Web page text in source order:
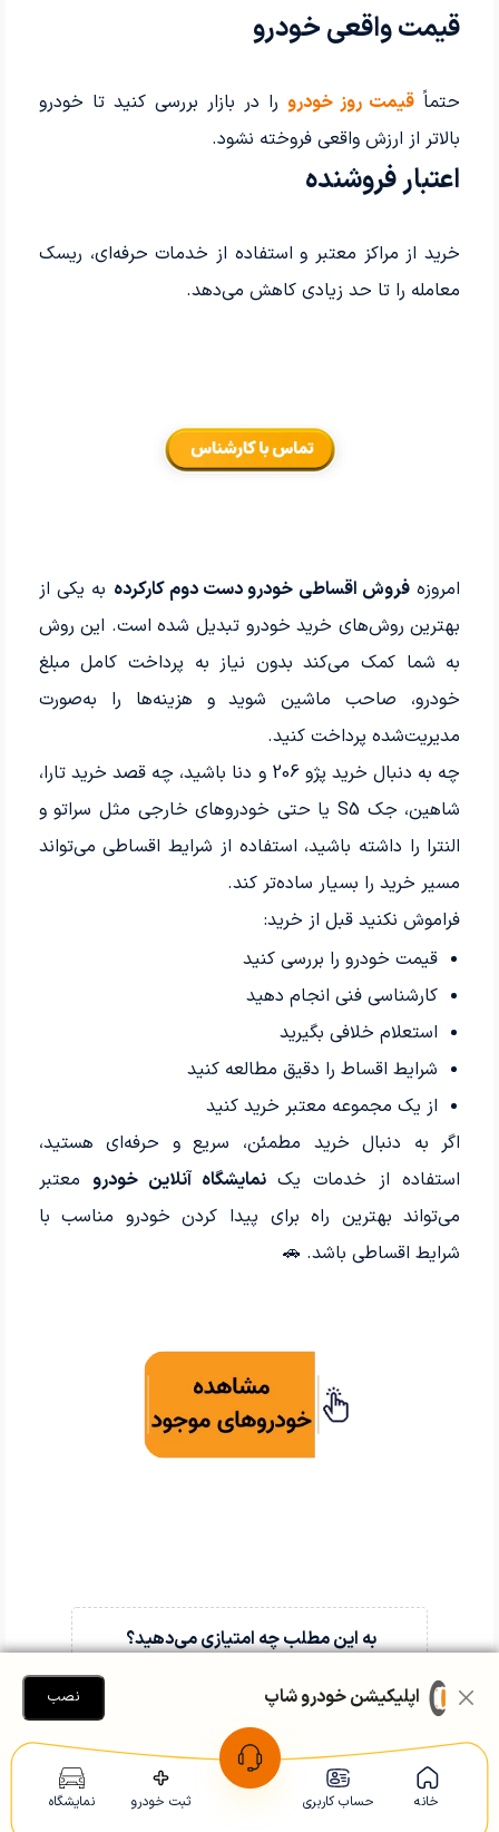
قیمت واقعی خودرو
حتماً قیمت روز خودرورا در بازار بررسی کنید تا خودرو
بالاتر از ارزش واقعی فروخته نشود.
اعتبار فروشنده
خرید از مراکز معتبر و استفاده از خدمات حرفه‌ای، ریسک
معامله را تا حد زیادی کاهش می‌دهد.
امروزهفروش اقساطی خودرو دست دوم کارکرده به یکی از
بهترین روش‌های خرید خودرو تبدیل شده است. این روش
به شما کمک می‌کند بدون نیاز به پرداخت کامل مبلغ
خودرو، صاحب ماشین شوید و هزینه‌ها را به‌صورت
مدیریت‌شده پرداخت کنید.
چه به دنبال خرید پژو 206 و دنا باشید، چه قصد خرید تارا،
شاهین، جک S5 یا حتی خودروهای خارجی مثل سراتو و
النترا را داشته باشید، استفاده از شرایط اقساطی می‌تواند
مسیر خرید را بسیار ساده‌تر کند.
فراموش نکنید قبل از خرید:
قیمت خودرو را بررسی کنید
کارشناسی فنی انجام دهید
استعلام خلافی بگیرید
شرایط اقساط را دقیق مطالعه کنید
از یک مجموعه معتبر خرید کنید
اگر به دنبال خرید مطمئن، سریع و حرفه‌ای هستید،
استفاده از خدمات یکنمایشگاه آنلاین خودرو معتبر
می‌تواند بهترین راه برای پیدا کردن خودرو مناسب با
شرایط اقساطی باشد. 🚗
به این مطلب چه امتیازی می‌دهید؟
نفر امتیاز داده‌اند )
خانه حساب کاربری ثبت خودرو نمایشگاه
اپلیکیشن خودرو شاپ نصب